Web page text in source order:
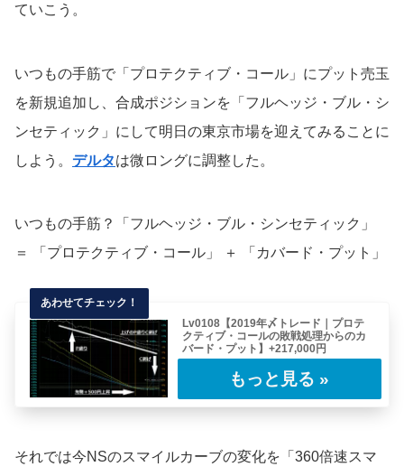
ていこう。
いつもの手筋で「プロテクティブ・コール」にプット売玉
を新規追加し、合成ポジションを「フルヘッジ・ブル・シ
ンセティック」にして明日の東京市場を迎えてみることに
しよう。 デルタは微ロングに調整した。
いつもの手筋？「フルヘッジ・ブル・シンセティック」
＝ 「プロテクティブ・コール」 ＋ 「カバード・プット」
Lv0108【2019年〆トレード｜プロテ
クティブ・コールの敗戦処理からのカ
バード・プット】+217,000円
ール」から「カバード・プット」へスプレッド
それでは今NSのスマイルカーブの変化を「360倍速スマ